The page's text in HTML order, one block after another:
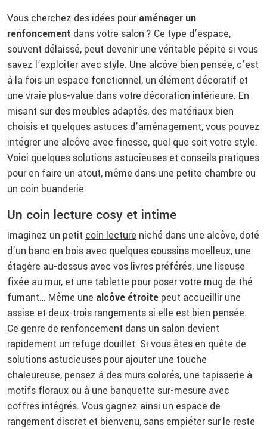
Vous cherchez des idées pour aménager un
renfoncement dans votre salon ? Ce type d’espace,
souvent délaissé, peut devenir une véritable pépite si vous
savez l’exploiter avec style. Une alcôve bien pensée, c’est
à la fois un espace fonctionnel, un élément décoratif et
une vraie plus-value dans votre décoration intérieure. En
misant sur des meubles adaptés, des matériaux bien
choisis et quelques astuces d’aménagement, vous pouvez
intégrer une alcôve avec finesse, quel que soit votre style.
Voici quelques solutions astucieuses et conseils pratiques
pour en faire un atout, même dans une petite chambre ou
un coin buanderie.
Un coin lecture cosy et intime
Imaginez un petit coin lecture niché dans une alcôve, doté
d’un banc en bois avec quelques coussins moelleux, une
étagère au-dessus avec vos livres préférés, une liseuse
fixée au mur, et une tablette pour poser votre mug de thé
fumant… Même une alcôve étroite peut accueillir une
assise et deux-trois rangements si elle est bien pensée.
Ce genre de renfoncement dans un salon devient
rapidement un refuge douillet. Si vous êtes en quête de
solutions astucieuses pour ajouter une touche
chaleureuse, pensez à des murs colorés, une tapisserie à
motifs floraux ou à une banquette sur-mesure avec
coffres intégrés. Vous gagnez ainsi un espace de
rangement discret et bienvenu, sans empiéter sur le reste